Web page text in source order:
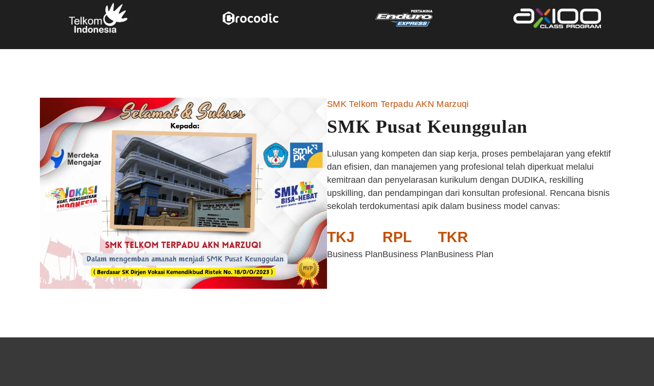
SMK Telkom Terpadu AKN Marzuqi
SMK Pusat Keunggulan
Lulusan yang kompeten dan siap kerja, proses pembelajaran yang efektif
dan efisien, dan manajemen yang profesional telah diperkuat melalui
kemitraan dan penyelarasan kurikulum dengan DUDIKA, reskilling
upskilling, dan pendampingan dari konsultan profesional. Rencana bisnis
sekolah terdokumentasi apik dalam business model canvas:
TKJ
Business Plan
RPL
Business Plan
TKR
Business Plan